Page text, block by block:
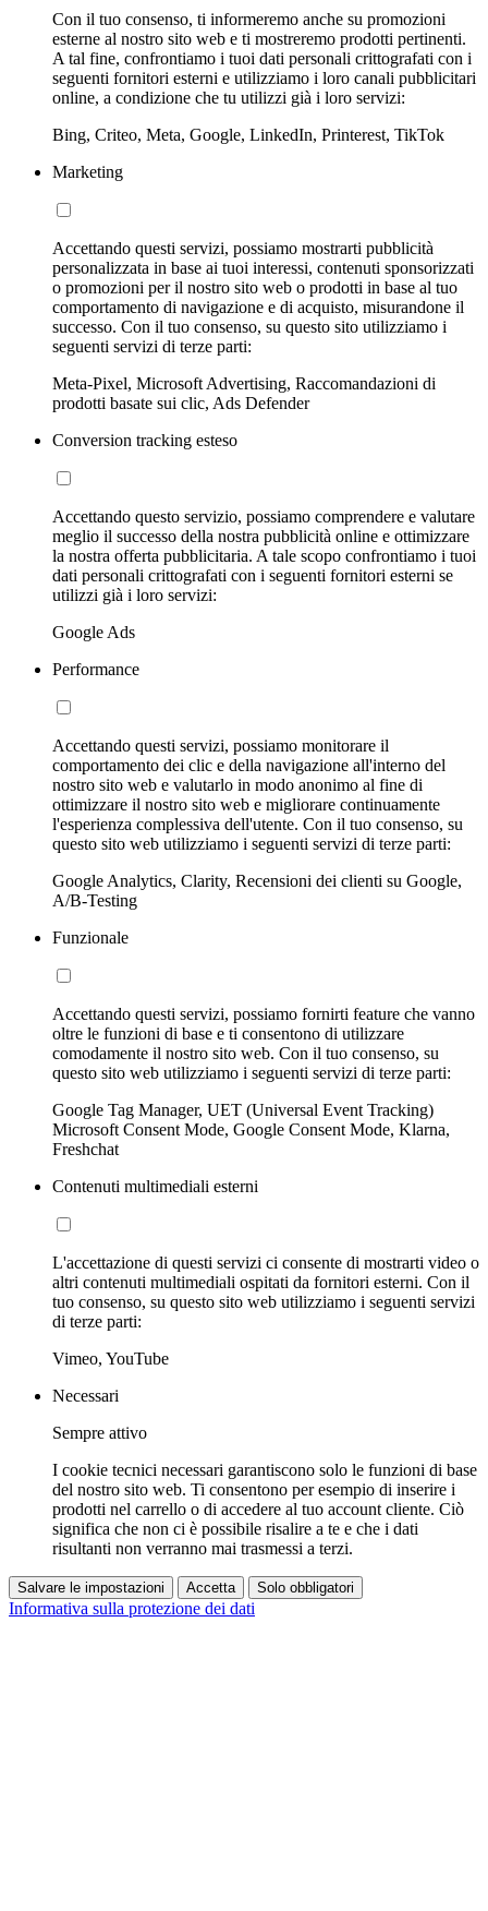
Con il tuo consenso, ti informeremo anche su promozioni
esterne al nostro sito web e ti mostreremo prodotti pertinenti.
A tal fine, confrontiamo i tuoi dati personali crittografati con i
seguenti fornitori esterni e utilizziamo i loro canali pubblicitari
online, a condizione che tu utilizzi già i loro servizi:
Bing, Criteo, Meta, Google, LinkedIn, Printerest, TikTok
Marketing
Accettando questi servizi, possiamo mostrarti pubblicità
personalizzata in base ai tuoi interessi, contenuti sponsorizzati
o promozioni per il nostro sito web o prodotti in base al tuo
comportamento di navigazione e di acquisto, misurandone il
successo. Con il tuo consenso, su questo sito utilizziamo i
seguenti servizi di terze parti:
Meta-Pixel, Microsoft Advertising, Raccomandazioni di
prodotti basate sui clic, Ads Defender
Conversion tracking esteso
Accettando questo servizio, possiamo comprendere e valutare
meglio il successo della nostra pubblicità online e ottimizzare
la nostra offerta pubblicitaria. A tale scopo confrontiamo i tuoi
dati personali crittografati con i seguenti fornitori esterni se
utilizzi già i loro servizi:
Google Ads
Performance
Accettando questi servizi, possiamo monitorare il
comportamento dei clic e della navigazione all'interno del
nostro sito web e valutarlo in modo anonimo al fine di
ottimizzare il nostro sito web e migliorare continuamente
l'esperienza complessiva dell'utente. Con il tuo consenso, su
questo sito web utilizziamo i seguenti servizi di terze parti:
Google Analytics, Clarity, Recensioni dei clienti su Google,
A/B-Testing
Funzionale
Accettando questi servizi, possiamo fornirti feature che vanno
oltre le funzioni di base e ti consentono di utilizzare
comodamente il nostro sito web. Con il tuo consenso, su
questo sito web utilizziamo i seguenti servizi di terze parti:
Google Tag Manager, UET (Universal Event Tracking)
Microsoft Consent Mode, Google Consent Mode, Klarna,
Freshchat
Contenuti multimediali esterni
L'accettazione di questi servizi ci consente di mostrarti video o
altri contenuti multimediali ospitati da fornitori esterni. Con il
tuo consenso, su questo sito web utilizziamo i seguenti servizi
di terze parti:
Vimeo, YouTube
Necessari
Sempre attivo
I cookie tecnici necessari garantiscono solo le funzioni di base
del nostro sito web. Ti consentono per esempio di inserire i
prodotti nel carrello o di accedere al tuo account cliente. Ciò
significa che non ci è possibile risalire a te e che i dati
risultanti non verranno mai trasmessi a terzi.
Salvare le impostazioni Accetta Solo obbligatori
Informativa sulla protezione dei dati